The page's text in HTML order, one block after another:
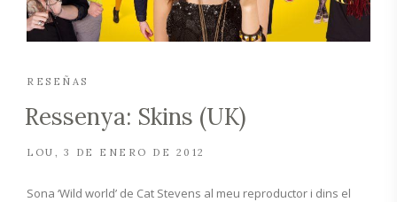
RESEÑAS
Ressenya: Skins (UK)
LOU 3 DE ENERO DE 2012
Sona ‘Wild world’ de Cat Stevens al meu reproductor i dins el